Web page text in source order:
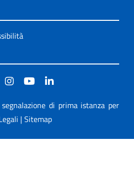
di prima istanza per
| Sitemap